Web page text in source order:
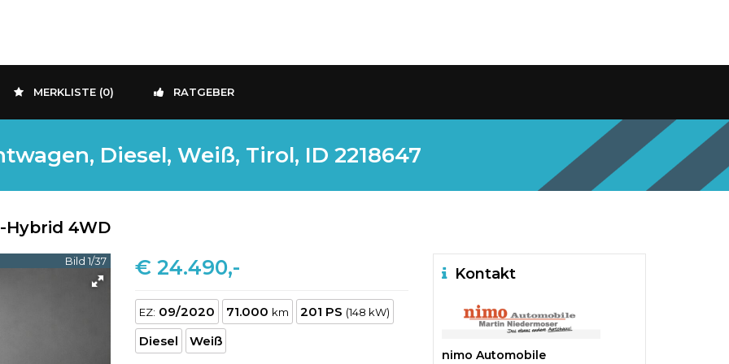
MERKLISTE (0) RATGEBER
Diesel, Weiß, Tirol, ID 2218647
Hybrid 4WD
Bild 1/37 € 24.490,-
EZ: 09/2020 71.000 km 201 PS (148 kW)
Diesel Weiß
Kontakt
nimo Automobile